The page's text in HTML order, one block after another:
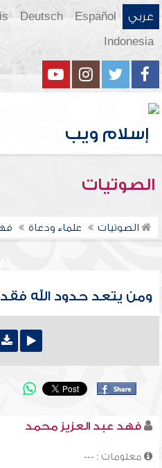
عربي Español
Deutsch
Indonesia
الصوتيات
الصوتيات علماء ودعاة
ومن يتعد حدود الله
فهد عبد العزيز محمد
معلومات : ---